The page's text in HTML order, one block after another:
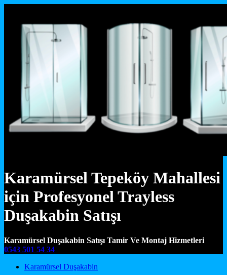
Karamürsel Tepeköy Mahallesi
için Profesyonel Trayless
Duşakabin Satışı
Karamürsel Duşakabin Satışı Tamir Ve Montaj Hizmetleri
0543 501 54 34
Main Navigation
Karamürsel Duşakabin